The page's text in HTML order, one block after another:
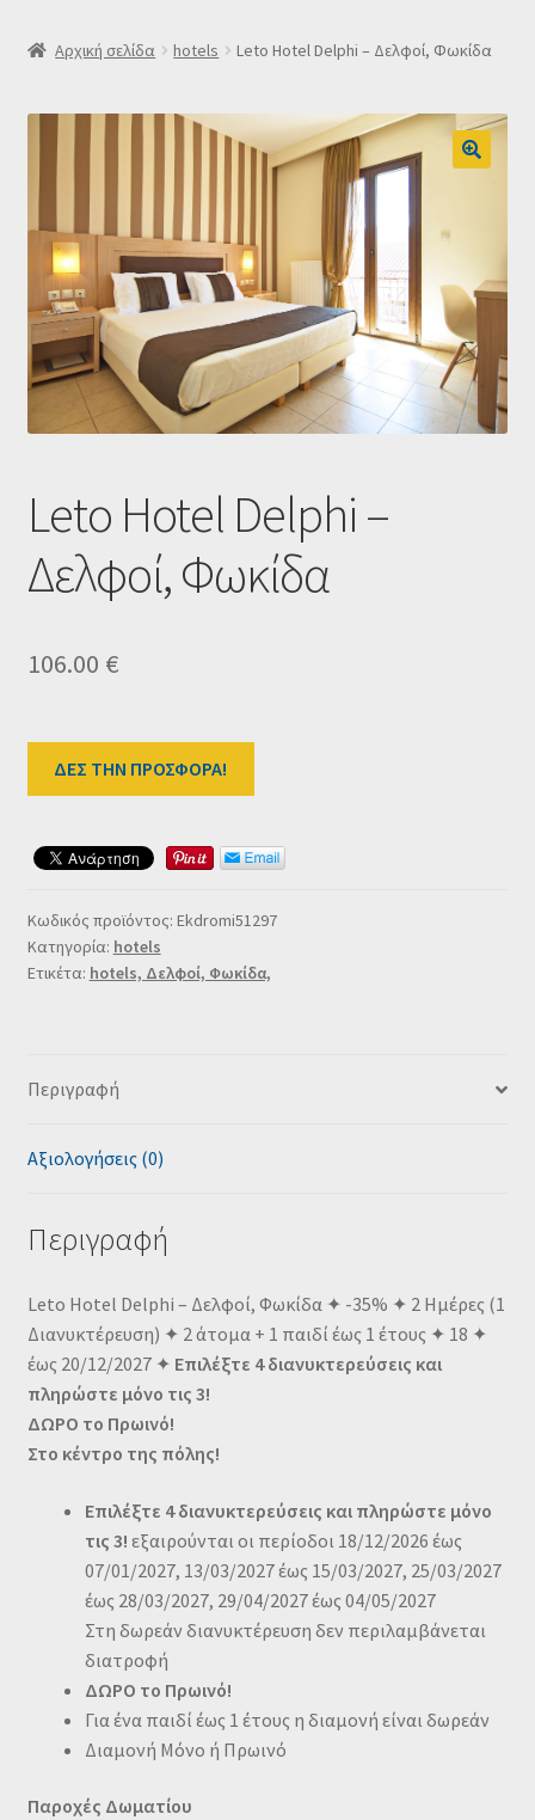
SLIDER
Subscription Settings
Επιβεβαίωση εγγραφής στο Newsletter του Dealistas.gr
Επικοινωνία
Καλάθι
Κατάστημα
Ταμείο
Αρχική σελίδα hotels Leto Hotel Delphi – Δελφοί, Φωκίδα
Leto Hotel Delphi –
Δελφοί, Φωκίδα
106.00 €
ΔΕΣ ΤΗΝ ΠΡΟΣΦΟΡΑ!
Κωδικός προϊόντος: Ekdromi51297
Κατηγορία: hotels
Ετικέτα: hotels, Δελφοί, Φωκίδα,
Περιγραφή
Αξιολογήσεις (0)
Περιγραφή
Leto Hotel Delphi – Δελφοί, Φωκίδα ✦ -35% ✦ 2 Ημέρες (1
Διανυκτέρευση) ✦ 2 άτομα + 1 παιδί έως 1 έτους ✦ 18 ✦
έως 20/12/2027 ✦ Επιλέξτε 4 διανυκτερεύσεις και
πληρώστε μόνο τις 3!
ΔΩΡΟ το Πρωινό!
Στο κέντρο της πόλης!
Επιλέξτε 4 διανυκτερεύσεις και πληρώστε μόνο
τις 3! εξαιρούνται οι περίοδοι 18/12/2026 έως
07/01/2027, 13/03/2027 έως 15/03/2027, 25/03/2027
έως 28/03/2027, 29/04/2027 έως 04/05/2027
Στη δωρεάν διανυκτέρευση δεν περιλαμβάνεται
διατροφή
ΔΩΡΟ το Πρωινό!
Για ένα παιδί έως 1 έτους η διαμονή είναι δωρεάν
Διαμονή Μόνο ή Πρωινό
Παροχές Δωματίου